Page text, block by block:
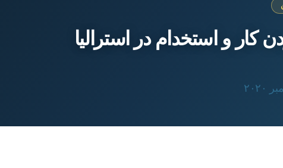
کار و استخدام در استرالیا